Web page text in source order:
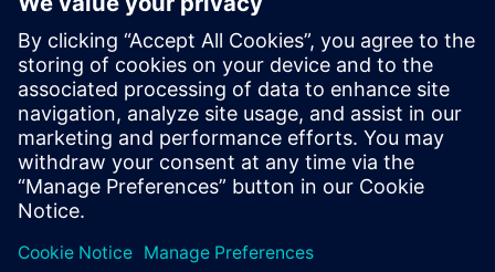
Fehér könyv: Világgazdasági Fórum
Kereskedelmi lap: Webinárium - Adatmérés termék-
dekarbonizálás
Feltételek
Egyik sem